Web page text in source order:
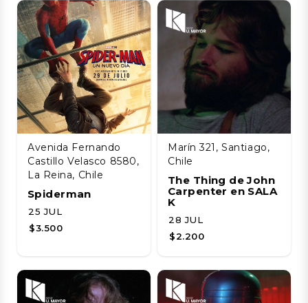
Avenida Fernando
Castillo Velasco 8580,
La Reina, Chile
Spiderman
25 JUL
$3.500
Marín 321, Santiago,
Chile
The Thing de John
Carpenter en SALA
K
28 JUL
$2.200